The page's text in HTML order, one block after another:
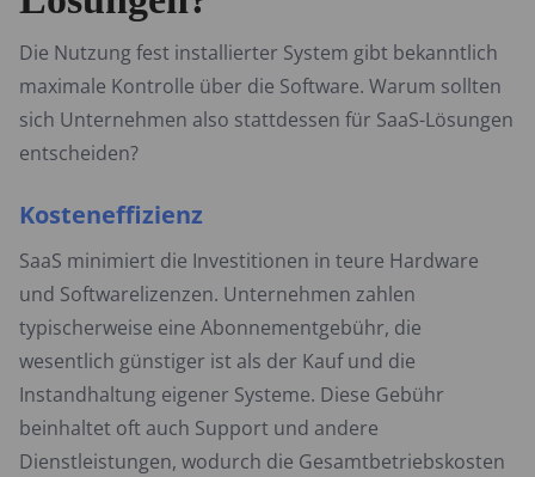
Die Nutzung fest installierter System gibt bekanntlich
maximale Kontrolle über die Software. Warum sollten
sich Unternehmen also stattdessen für SaaS-Lösungen
entscheiden?
Kosteneffizienz
SaaS minimiert die Investitionen in teure Hardware
und Softwarelizenzen. Unternehmen zahlen
typischerweise eine Abonnementgebühr, die
wesentlich günstiger ist als der Kauf und die
Instandhaltung eigener Systeme. Diese Gebühr
beinhaltet oft auch Support und andere
Dienstleistungen, wodurch die Gesamtbetriebskosten